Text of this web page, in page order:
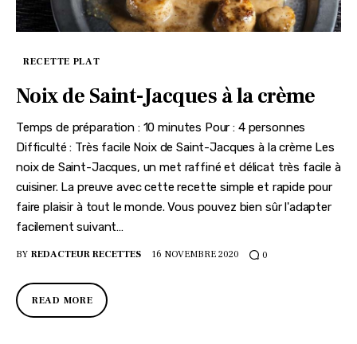
RECETTE PLAT
Noix de Saint-Jacques à la crème
Temps de préparation : 10 minutes Pour : 4 personnes
Difficulté : Très facile Noix de Saint-Jacques à la crème Les
noix de Saint-Jacques, un met raffiné et délicat très facile à
cuisiner. La preuve avec cette recette simple et rapide pour
faire plaisir à tout le monde. Vous pouvez bien sûr l'adapter
facilement suivant…
BY REDACTEUR RECETTES 16 NOVEMBRE 2020 0
READ MORE